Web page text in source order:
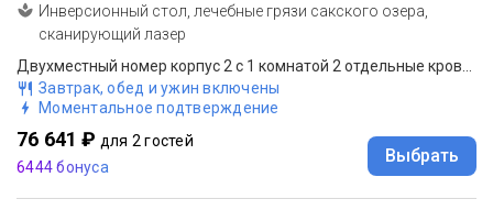
Инверсионный стол, лечебные грязи сакского озера,
сканирующий лазер
Завтрак, обед и ужин включены
Моментальное подтверждение
76 641 ₽ для 2 гостей
6444 бонуса
Выбрать